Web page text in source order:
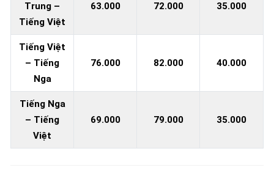
Trung –
Tiếng Việt
63.000 72.000 35.000
Tiếng Việt
– Tiếng
Nga
76.000 82.000 40.000
Tiếng Nga
– Tiếng
Việt
69.000 79.000 35.000